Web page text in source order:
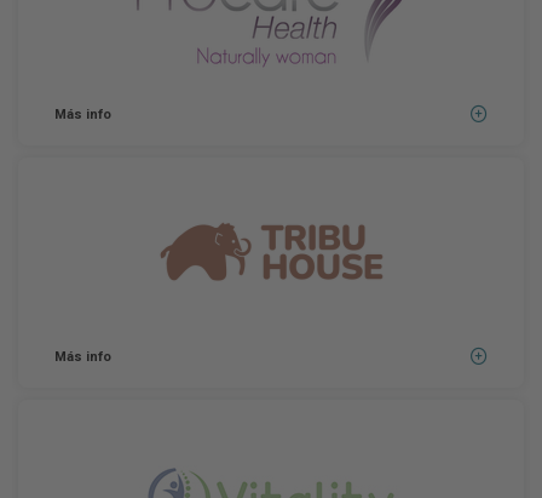
Más info
Más info